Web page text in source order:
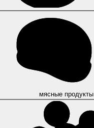
мясные продукты